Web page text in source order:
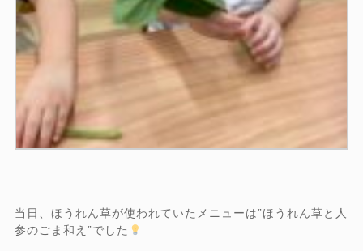
当日、ほうれん草が使われていたメニューは”ほうれん草と人
参のごま和え”でした